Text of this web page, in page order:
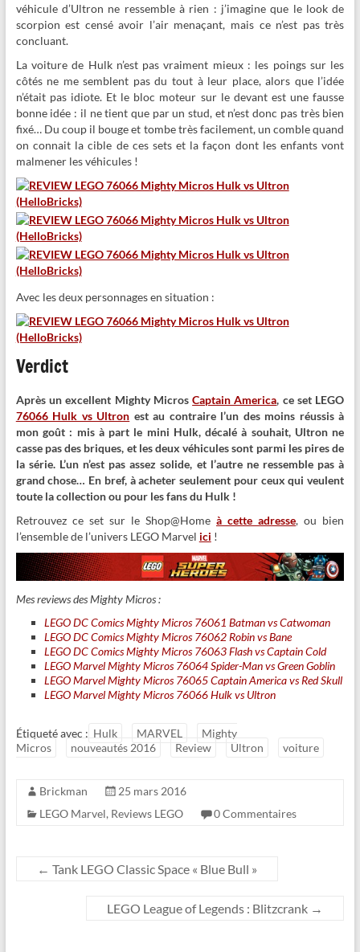
véhicule d’Ultron ne ressemble à rien : j’imagine que le look de
scorpion est censé avoir l’air menaçant, mais ce n’est pas très
concluant.
La voiture de Hulk n’est pas vraiment mieux : les poings sur les
côtés ne me semblent pas du tout à leur place, alors que l’idée
n’était pas idiote. Et le bloc moteur sur le devant est une fausse
bonne idée : il ne tient que par un stud, et n’est donc pas très bien
fixé… Du coup il bouge et tombe très facilement, un comble quand
on connait la cible de ces sets et la façon dont les enfants vont
malmener les véhicules !
Avec les deux personnages en situation :
Verdict
Après un excellent Mighty MicrosCaptain America, ce set LEGO
76066 Hulk vs Ultron est au contraire l’un des moins réussis à
mon goût : mis à part le mini Hulk, décalé à souhait, Ultron ne
casse pas des briques, et les deux véhicules sont parmi les pires de
la série. L’un n’est pas assez solide, et l’autre ne ressemble pas à
grand chose… En bref, à acheter seulement pour ceux qui veulent
toute la collection ou pour les fans du Hulk !
Retrouvez ce set sur le Shop@Homeà cette adresse, ou bien
l’ensemble de l’univers LEGO Marvel ici !
Mes reviews des Mighty Micros :
LEGO DC Comics Mighty Micros 76061 Batman vs Catwoman
LEGO DC Comics Mighty Micros 76062 Robin vs Bane
LEGO DC Comics Mighty Micros 76063 Flash vs Captain Cold
LEGO Marvel Mighty Micros 76064 Spider-Man vs Green Goblin
LEGO Marvel Mighty Micros 76065 Captain America vs Red Skull
LEGO Marvel Mighty Micros 76066 Hulk vs Ultron
Étiqueté avec : Hulk MARVEL
Mighty
Micros
nouveautés 2016 Review Ultron voiture
Brickman
25 mars 2016
LEGO Marvel, Reviews LEGO 0 Commentaires
← Tank LEGO Classic Space « Blue Bull »
LEGO League of Legends : Blitzcrank →